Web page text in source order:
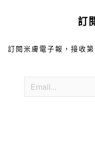
訂
訂閱米膚電子報，接收